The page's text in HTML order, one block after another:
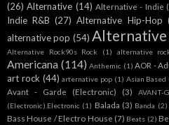
(26) Alternative (14) Alternative - Indie
Indie R&B (27) Alternative Hip-Hop
alternative pop (54)
Alternative Rock90s Rock
(1) alternative
Americana (114) Anthemic (1) AOR -
art rock (44) arternative pop (1) Asian Based
Avant - Garde (Electronic)
(3) AVANT-
(Electronic).Electronic (1) Balada (3) Banda (2)
Bass House / Electro House (7) Beats (2)